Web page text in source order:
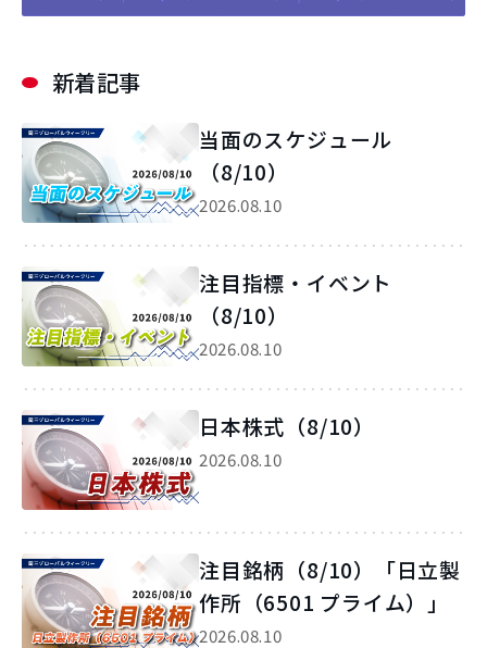
新着記事
当面のスケジュール
（8/10）
2026.08.10
注目指標・イベント
（8/10）
2026.08.10
日本株式（8/10）
2026.08.10
注目銘柄（8/10）「日立製
作所（6501 プライム）」
2026.08.10